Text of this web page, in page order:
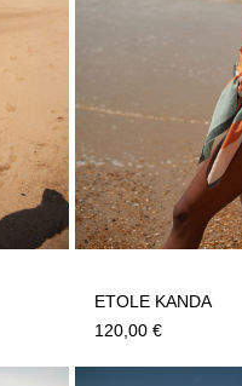
ETOLE KANDA
120,00€